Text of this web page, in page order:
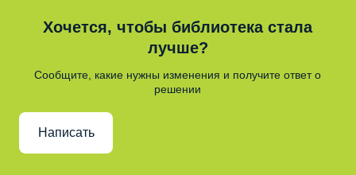
Хочется, чтобы библиотека стала
лучше?
Сообщите, какие нужны изменения и получите ответ о
решении
Написать